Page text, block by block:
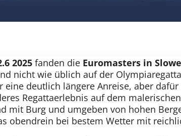
2025fanden dieEuromasters in
nicht wie üblich auf der
eine deutlich längere Anreise, aber
Regattaerlebnis auf dem
mit Burg und umgeben von hohen
obendrein bei bestem Wetter mit